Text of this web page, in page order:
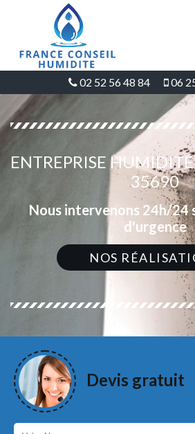
02 52 56 48 84 06
ENTREPRISE
35690
Nous intervenons 24h/24
d'urgence
NOS
Devis gratuit